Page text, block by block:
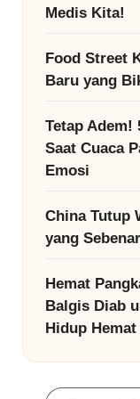
Medis Kita!
Food Street
Baru yang
Tetap Adem!
Saat Cuaca
Emosi
China Tutup
yang
Hemat
Balgis Diab
Hidup